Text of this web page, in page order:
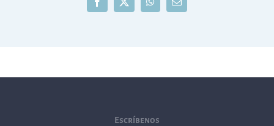
Facebook
X WhatsAppCorreo
Escríbenos